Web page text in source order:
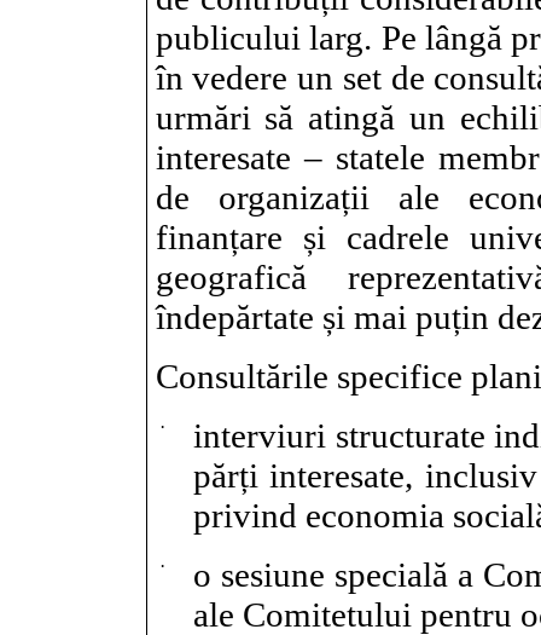
publicului larg. Pe lângă
în vedere un set de
urmări să atingă un
interesate – statele
de organizații ale
finanțare și cadrele
geografică
îndepărtate și mai puțin
Consultările specifice
·
interviuri structurate
părți interesate,
privind economia
·
o sesiune specială a
ale Comitetului pentru